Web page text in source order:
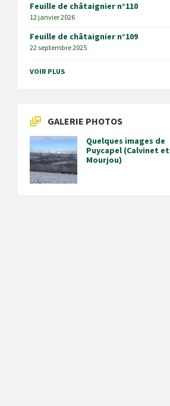
Feuille de châtaignier n°110
12 janvier 2026
Feuille de châtaignier n°109
22 septembre 2025
VOIR PLUS
GALERIE PHOTOS
Quelques images de
Puycapel (Calvinet et
Mourjou)